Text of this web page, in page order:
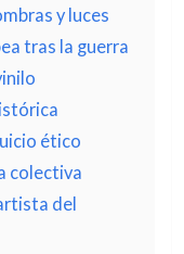
y luces
tras la guerra
ético
colectiva
del